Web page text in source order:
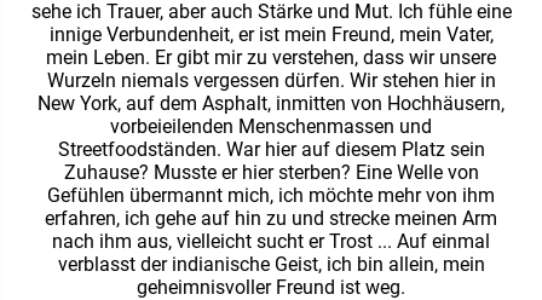
sehe ich Trauer, aber auch Stärke und Mut. Ich fühle eine
innige Verbundenheit, er ist mein Freund, mein Vater,
mein Leben. Er gibt mir zu verstehen, dass wir unsere
Wurzeln niemals vergessen dürfen. Wir stehen hier in
New York, auf dem Asphalt, inmitten von Hochhäusern,
vorbeieilenden Menschenmassen und
Streetfoodständen. War hier auf diesem Platz sein
Zuhause? Musste er hier sterben? Eine Welle von
Gefühlen übermannt mich, ich möchte mehr von ihm
erfahren, ich gehe auf hin zu und strecke meinen Arm
nach ihm aus, vielleicht sucht er Trost ... Auf einmal
verblasst der indianische Geist, ich bin allein, mein
geheimnisvoller Freund ist weg.